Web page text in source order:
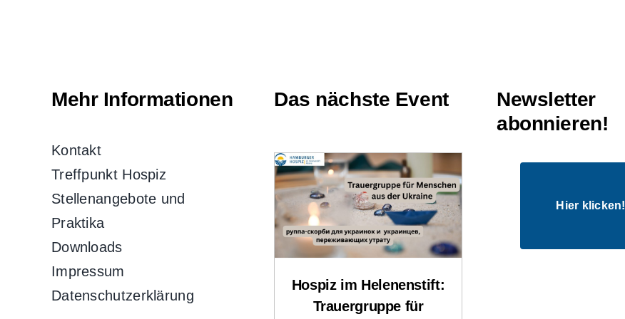
Mehr Informationen
Kontakt
Treffpunkt Hospiz
Stellenangebote und
Praktika
Downloads
Impressum
Datenschutzerklärung
Das nächste Event
Hospiz im Helenenstift:
Trauergruppe für
Newsletter
abonnieren!
Hier klicken!